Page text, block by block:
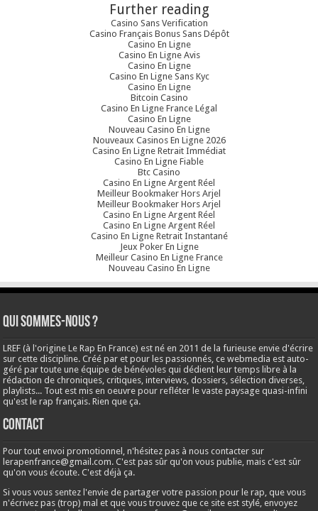
Further reading
Casino Sans Verification
Casino Français Bonus Sans Dépôt
Casino En Ligne
Casino En Ligne Avis
Casino En Ligne
Casino En Ligne Sans Kyc
Casino En Ligne
Bitcoin Casino
Casino En Ligne France Légal
Casino En Ligne
Nouveau Casino En Ligne
Nouveaux Casinos En Ligne 2026
Casino En Ligne Retrait Immédiat
Casino En Ligne Fiable
Btc Casino
Casino En Ligne Argent Réel
Meilleur Bookmaker Hors Arjel
Meilleur Bookmaker Hors Arjel
Casino En Ligne Argent Réel
Casino En Ligne Argent Réel
Casino En Ligne Retrait Instantané
Jeux Poker En Ligne
Meilleur Casino En Ligne France
Nouveau Casino En Ligne
Qui sommes-nous ?
LREF (à l'origine Le Rap En France) est né en 2011 de la furieuse envie d'écrire
sur cette discipline. Créé par et pour les passionnés, ce webmedia est auto-
géré par toute une équipe de bénévoles qui dédient leur temps libre à la
rédaction de chroniques, critiques, interviews, dossiers, sélection diverses,
playlists... Tout est mis en oeuvre pour refléter le vaste paysage quasi-infini
qu'est le rap français. Rien que ça.
Contact
Pour tout envoi promotionnel, n'hésitez pas à nous contacter sur
lerapenfrance@gmail.com. C'est pas sûr qu'on vous publie, mais c'est sûr
qu'on vous écoute. C'est déjà ça.
Si vous vous sentez l'envie de partager votre passion pour le rap, que vous
n'écrivez pas (trop) mal et que vous trouvez que ce site est stylé, envoyez